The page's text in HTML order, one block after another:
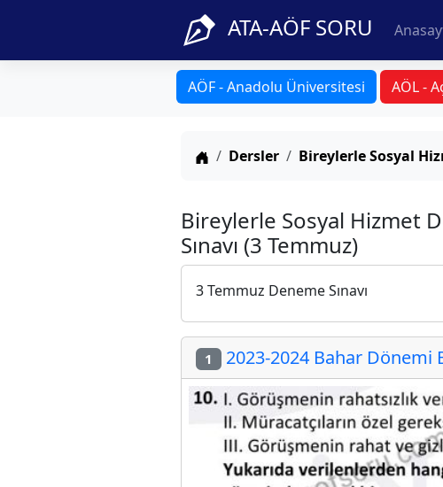
ATA-AÖF SORU
AÖF - Anadolu Üniversitesi AÖL -
Anasayfa
Dersler Bireylerle Sosyal
Bireylerle Sosyal Hizmet
Sınavı (3 Temmuz)
3 Temmuz Deneme Sınavı
1 2023-2024 Bahar Dönemi